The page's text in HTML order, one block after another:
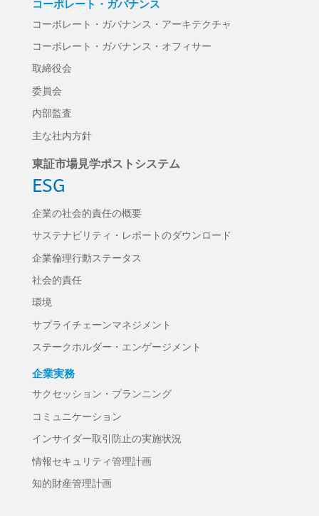
コーポレート・ガバナンス
コーポレート・ガバナンス・アーキテクチャ
コーポレート・ガバナンス・オフィサー
取締役会
委員会
内部監査
主な社内方針
東証市場見学ポストシステム
ESG
企業の社会的責任の概要
サステナビリティ・レポートのダウンロード
企業倫理行動ステータス
社会的責任
環境
サプライチェーンマネジメント
ステークホルダー・エンゲージメント
企業実務
サクセッション・プランニング
コミュニケーション
インサイダー取引防止の実施状況
情報セキュリティ管理計画
知的財産管理計画